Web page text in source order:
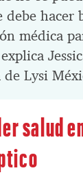
debe hacer
médica
Lysi
salud